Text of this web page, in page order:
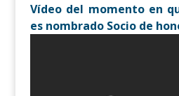
Vídeo del momento en
es nombrado Socio de